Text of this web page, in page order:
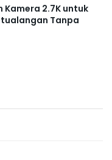
Kamera 2.7K untuk
Tanpa